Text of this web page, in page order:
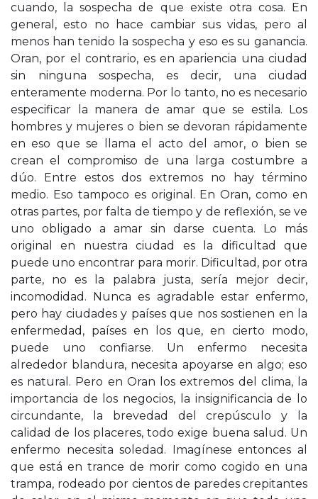
cuando, la sospecha de que existe otra cosa. En
general, esto no hace cambiar sus vidas, pero al
menos han tenido la sospecha y eso es su ganancia.
Oran, por el contrario, es en apariencia una ciudad
sin ninguna sospecha, es decir, una ciudad
enteramente moderna. Por lo tanto, no es necesario
especificar la manera de amar que se estila. Los
hombres y mujeres o bien se devoran rápidamente
en eso que se llama el acto del amor, o bien se
crean el compromiso de una larga costumbre a
dúo. Entre estos dos extremos no hay término
medio. Eso tampoco es original. En Oran, como en
otras partes, por falta de tiempo y de reflexión, se ve
uno obligado a amar sin darse cuenta. Lo más
original en nuestra ciudad es la dificultad que
puede uno encontrar para morir. Dificultad, por otra
parte, no es la palabra justa, sería mejor decir,
incomodidad. Nunca es agradable estar enfermo,
pero hay ciudades y países que nos sostienen en la
enfermedad, países en los que, en cierto modo,
puede uno confiarse. Un enfermo necesita
alrededor blandura, necesita apoyarse en algo; eso
es natural. Pero en Oran los extremos del clima, la
importancia de los negocios, la insignificancia de lo
circundante, la brevedad del crepúsculo y la
calidad de los placeres, todo exige buena salud. Un
enfermo necesita soledad. Imagínese entonces al
que está en trance de morir como cogido en una
trampa, rodeado por cientos de paredes crepitantes